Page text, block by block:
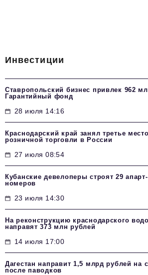
Инвестиции
Ставропольский бизнес привлек 962
Гарантийный фонд
28 июля 14:16
Краснодарский край занял третье
розничной торговли в России
27 июля 08:54
Кубанские девелоперы строят 29
номеров
23 июля 14:30
На реконструкцию краснодарского
направят 373 млн рублей
14 июля 17:00
Дагестан направит 1,5 млрд рублей на
после паводков